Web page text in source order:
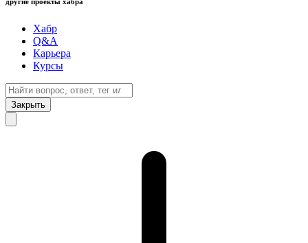
Хабр
Q&A
Карьера
Курсы
Закрыть